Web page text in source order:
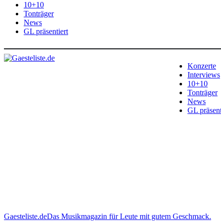
10+10
Tonträger
News
GL präsentiert
Konzerte
Interviews
10+10
Tonträger
News
GL
Gaesteliste.deDas Musikmagazin für Leute mit gutem Geschmack.